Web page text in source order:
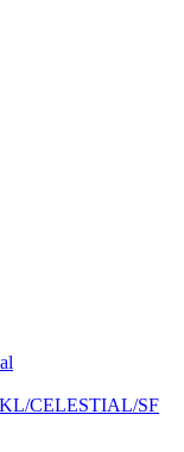
KL/CELESTIAL/SF